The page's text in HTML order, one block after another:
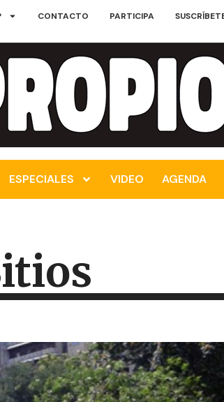
CONTACTO PARTICIPA
ESPECIALES VIDEO AGENDA